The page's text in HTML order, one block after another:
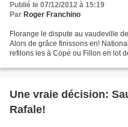
Publié le 07/12/2012 à 15:19
Par Roger Franchino
Florange le dispute au vaudeville
Alors de grâce finissons en!
refilons les à Copé ou Fillon en lot
Une vraie décision:
Rafale!